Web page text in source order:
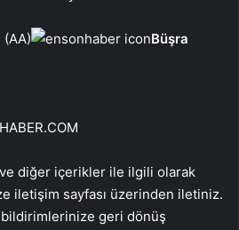
(AA)
Büşra
ve diğer içerikler ile ilgili olarak
iletişim sayfası üzerinden iletiniz.
geri dönüş